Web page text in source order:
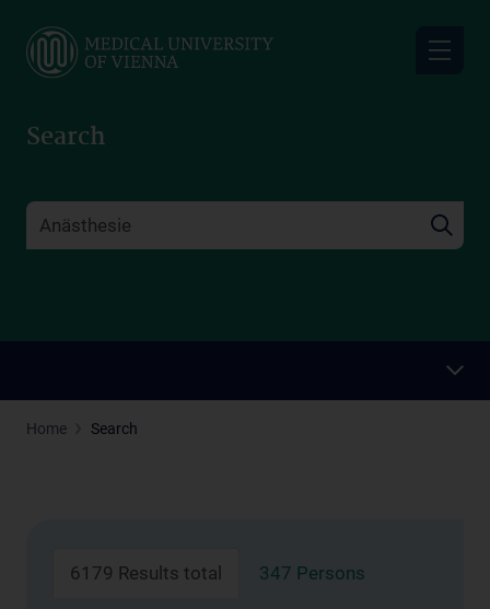
main
Search
Home Search
6179 Results total 347 Persons